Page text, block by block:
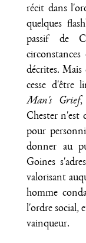
récit dans
quelques
passif de
décrites.
cesse d'être
Man's Grief,
Chester n'est
pour
donner au
Goines
valorisant
homme
l'ordre social,
vainqueur.